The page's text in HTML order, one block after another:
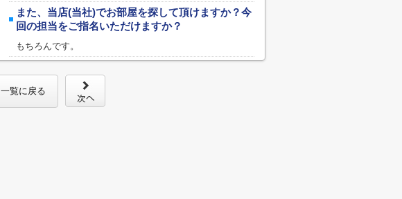
また、当店(当社)でお部屋を探して頂けますか？今
回の担当をご指名いただけますか？
もちろんです。
一覧に戻る